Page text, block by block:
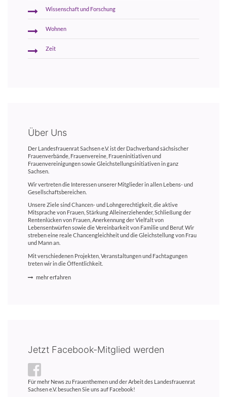
Wissenschaft und Forschung
Wohnen
Zeit
Über Uns
Der Landesfrauenrat Sachsen e.V. ist der Dachverband sächsischer
Frauenverbände, Frauenvereine, Fraueninitiativen und
Frauenvereinigungen sowie Gleichstellungsinitiativen in ganz
Sachsen.
Wir vertreten die Interessen unserer Mitglieder in allen Lebens- und
Gesellschaftsbereichen.
Unsere Ziele sind Chancen- und Lohngerechtigkeit, die aktive
Mitsprache von Frauen, Stärkung Alleinerziehender, Schließung der
Rentenlücken von Frauen, Anerkennung der Vielfalt von
Lebensentwürfen sowie die Vereinbarkeit von Familie und Beruf. Wir
streben eine reale Chancengleichheit und die Gleichstellung von Frau
und Mann an.
Mit verschiedenen Projekten, Veranstaltungen und Fachtagungen
treten wir in die Öffentlichkeit.
mehr erfahren
Jetzt Facebook-Mitglied werden
Für mehr News zu Frauenthemen und der Arbeit des Landesfrauenrat
Sachsen e.V. besuchen Sie uns auf Facebook!